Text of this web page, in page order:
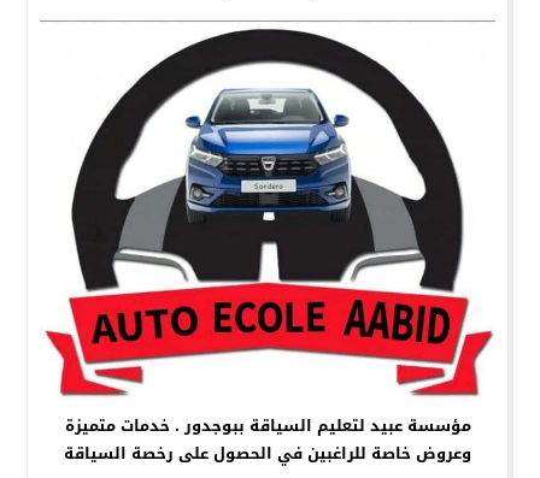
مؤسسة عبيد لتعليم السياقة ببوجدور . خدمات متميزة
وعروض خاصة للراغبين في الحصول على رخصة السياقة